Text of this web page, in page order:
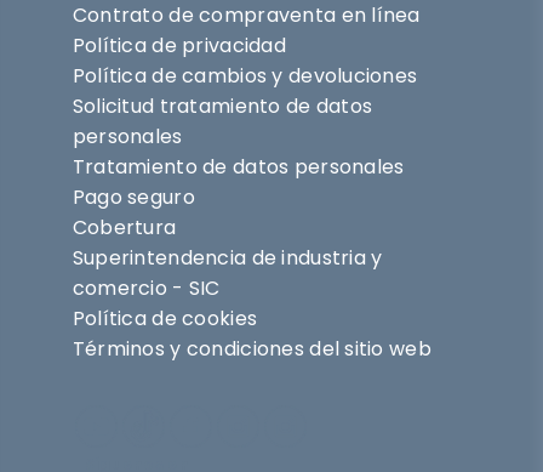
Contrato de compraventa en línea
Política de privacidad
Política de cambios y devoluciones
Solicitud tratamiento de datos
personales
Tratamiento de datos personales
Pago seguro
Cobertura
Superintendencia de industria y
comercio - SIC
Política de cookies
Términos y condiciones del sitio web